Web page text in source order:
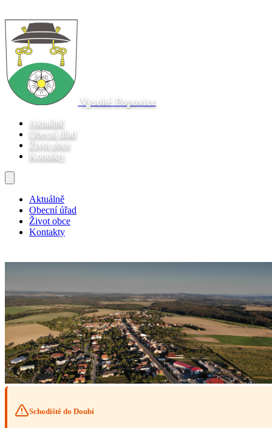
Vysoké Popovice
Aktuálně
Obecní úřad
Život obce
Kontakty
Aktuálně
Obecní úřad
Život obce
Kontakty
Schodiště do Doubí